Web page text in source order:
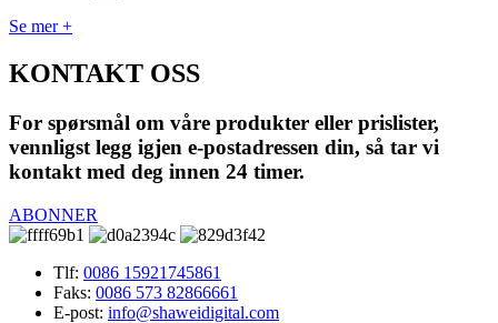
Se mer +
KONTAKT OSS
For spørsmål om våre produkter eller prislister,
vennligst legg igjen e-postadressen din, så tar vi
kontakt med deg innen 24 timer.
ABONNER
Tlf: 0086 15921745861
Faks: 0086 573 82866661
E-post: info@shaweidigital.com